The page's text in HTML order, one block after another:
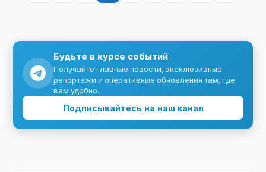
Будьте в курсе событий
Получайте главные новости, эксклюзивные
репортажи и оперативные обновления там, где
вам удобно.
Подписывайтесь на наш канал